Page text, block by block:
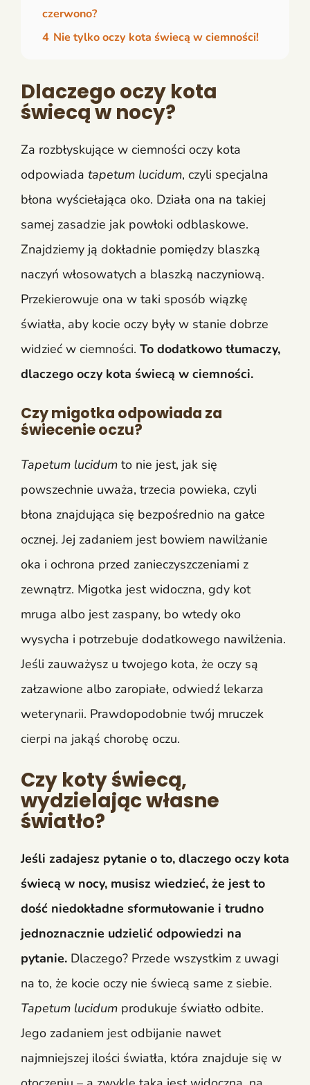
czerwono?
4 Nie tylko oczy kota świecą w ciemności!
Dlaczego oczy kota
świecą w nocy?
Za rozbłyskujące w ciemności oczy kota
odpowiada tapetum lucidum, czyli specjalna
błona wyściełająca oko. Działa ona na takiej
samej zasadzie jak powłoki odblaskowe.
Znajdziemy ją dokładnie pomiędzy blaszką
naczyń włosowatych a blaszką naczyniową.
Przekierowuje ona w taki sposób wiązkę
światła, aby kocie oczy były w stanie dobrze
widzieć w ciemności. To dodatkowo tłumaczy,
dlaczego oczy kota świecą w ciemności.
Czy migotka odpowiada za
świecenie oczu?
Tapetum lucidum to nie jest, jak się
powszechnie uważa, trzecia powieka, czyli
błona znajdująca się bezpośrednio na gałce
ocznej. Jej zadaniem jest bowiem nawilżanie
oka i ochrona przed zanieczyszczeniami z
zewnątrz. Migotka jest widoczna, gdy kot
mruga albo jest zaspany, bo wtedy oko
wysycha i potrzebuje dodatkowego nawilżenia.
Jeśli zauważysz u twojego kota, że oczy są
załzawione albo zaropiałe, odwiedź lekarza
weterynarii. Prawdopodobnie twój mruczek
cierpi na jakąś chorobę oczu.
Czy koty świecą,
wydzielając własne
światło?
Jeśli zadajesz pytanie o to, dlaczego oczy kota
świecą w nocy, musisz wiedzieć, że jest to
dość niedokładne sformułowanie i trudno
jednoznacznie udzielić odpowiedzi na
pytanie. Dlaczego? Przede wszystkim z uwagi
na to, że kocie oczy nie świecą same z siebie.
Tapetum lucidum produkuje światło odbite.
Jego zadaniem jest odbijanie nawet
najmniejszej ilości światła, która znajduje się w